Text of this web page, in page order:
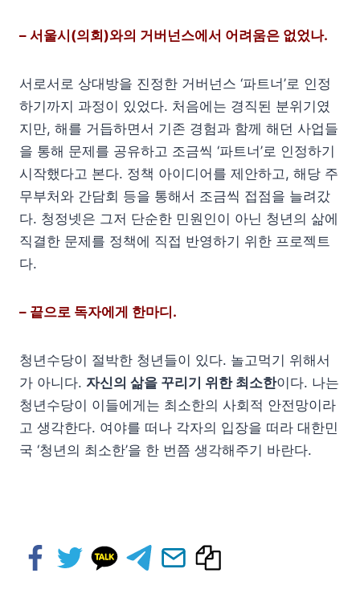
– 서울시(의회)와의 거버넌스에서 어려움은 없었나.
서로서로 상대방을 진정한 거버넌스 ‘파트너’로 인정
하기까지 과정이 있었다. 처음에는 경직된 분위기였
지만, 해를 거듭하면서 기존 경험과 함께 해던 사업들
을 통해 문제를 공유하고 조금씩 ‘파트너’로 인정하기
시작했다고 본다. 정책 아이디어를 제안하고, 해당 주
무부처와 간담회 등을 통해서 조금씩 접점을 늘려갔
다. 청정넷은 그저 단순한 민원인이 아닌 청년의 삶에
직결한 문제를 정책에 직접 반영하기 위한 프로젝트
다.
– 끝으로 독자에게 한마디.
청년수당이 절박한 청년들이 있다. 놀고먹기 위해서
가 아니다. 자신의 삶을 꾸리기 위한 최소한이다. 나는
청년수당이 이들에게는 최소한의 사회적 안전망이라
고 생각한다. 여야를 떠나 각자의 입장을 떠라 대한민
국 ‘청년의 최소한’을 한 번쯤 생각해주기 바란다.